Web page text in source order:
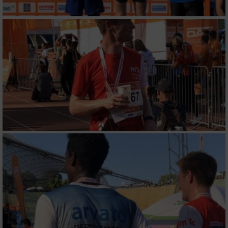
von Werbeanzeigen
Erstellung von Profilen für personalisierte
Werbung
Verwendung von Profilen zur Auswahl
personalisierter Werbung
Erstellung von Profilen zur Personalisierung
von Inhalten
Verwendung von Profilen zur Auswahl
personalisierter Inhalte
Messung der Werbeleistung
Messung der Performance von Inhalten
Analyse von Zielgruppen durch Statistiken
oder Kombinationen von Daten aus